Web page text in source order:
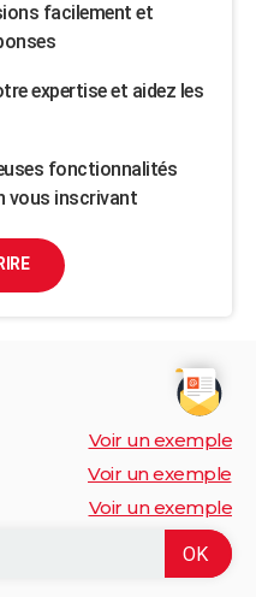
facilement et
expertise et aidez les
fonctionnalités
vous inscrivant
Voir un exemple
Voir un exemple
Voir un exemple